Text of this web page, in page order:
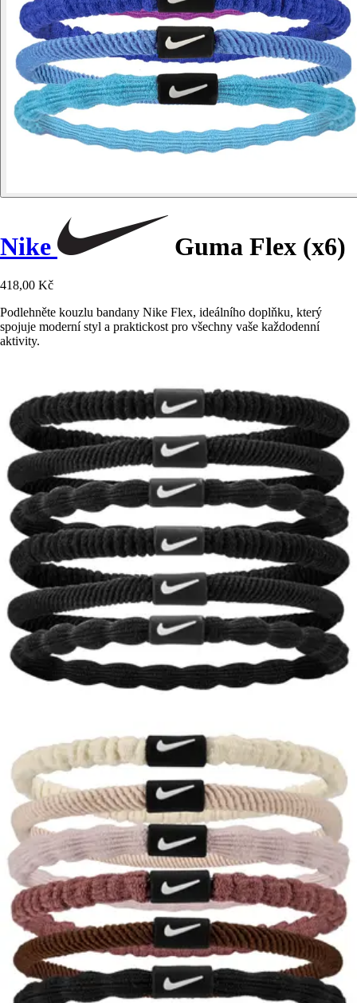
Nike Guma Flex (x6)
418,00 Kč
Podlehněte kouzlu bandany Nike Flex, ideálního doplňku, který
spojuje moderní styl a praktickost pro všechny vaše každodenní
aktivity.